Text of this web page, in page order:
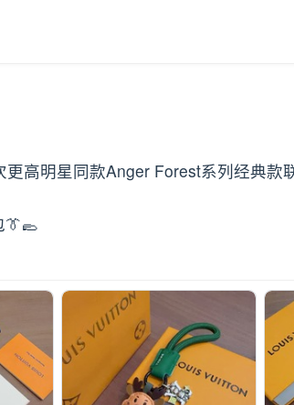
高明星同款Anger Forest系列经典款
👔🥿